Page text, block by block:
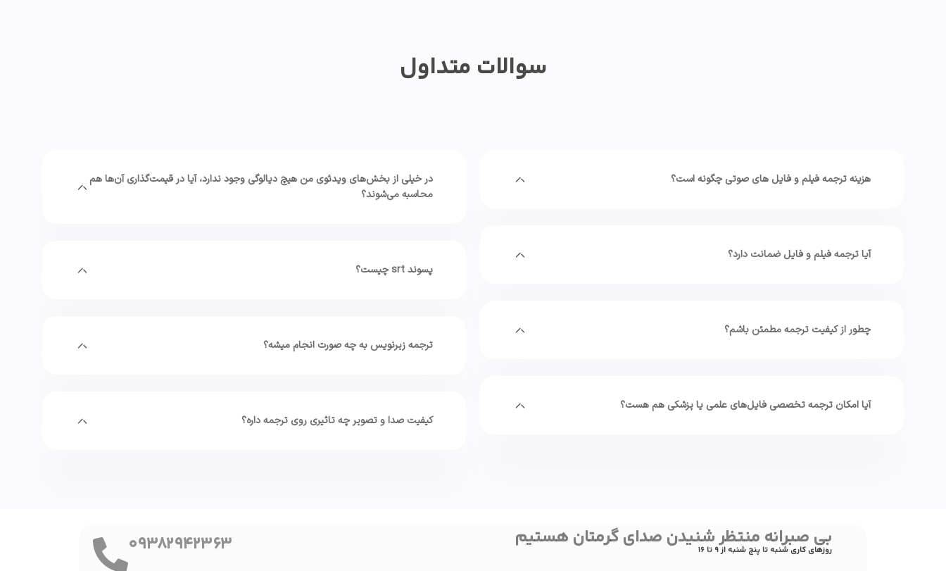
سوالات متداول
هزینه ترجمه فیلم و فایل های صوتی چگونه است؟
آیا ترجمه فیلم و فایل ضمانت دارد؟
چطور از کیفیت ترجمه مطمئن باشم؟
آیا امکان ترجمه تخصصی فایل‌های علمی یا پزشکی هم هست؟
در خیلی از بخش‌های ویدئوی من هیچ دیالوگی وجود ندارد، آیا در قیمت‌گذاری آن‌ها هم
محاسبه می‌شوند؟
پسوند srt چیست؟
ترجمه زیرنویس به چه صورت انجام میشه؟
کیفیت صدا و تصویر چه تاثیری روی ترجمه داره؟
بی صبرانه منتظر شنیدن صدای گرمتان هستیم
روزهای کاری شنبه تا پنج شنبه از 9 تا 16 09382942363